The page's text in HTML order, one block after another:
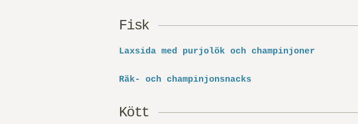
Fisk
Laxsida med purjolök och champinjoner
Räk- och champinjonsnacks
Kött